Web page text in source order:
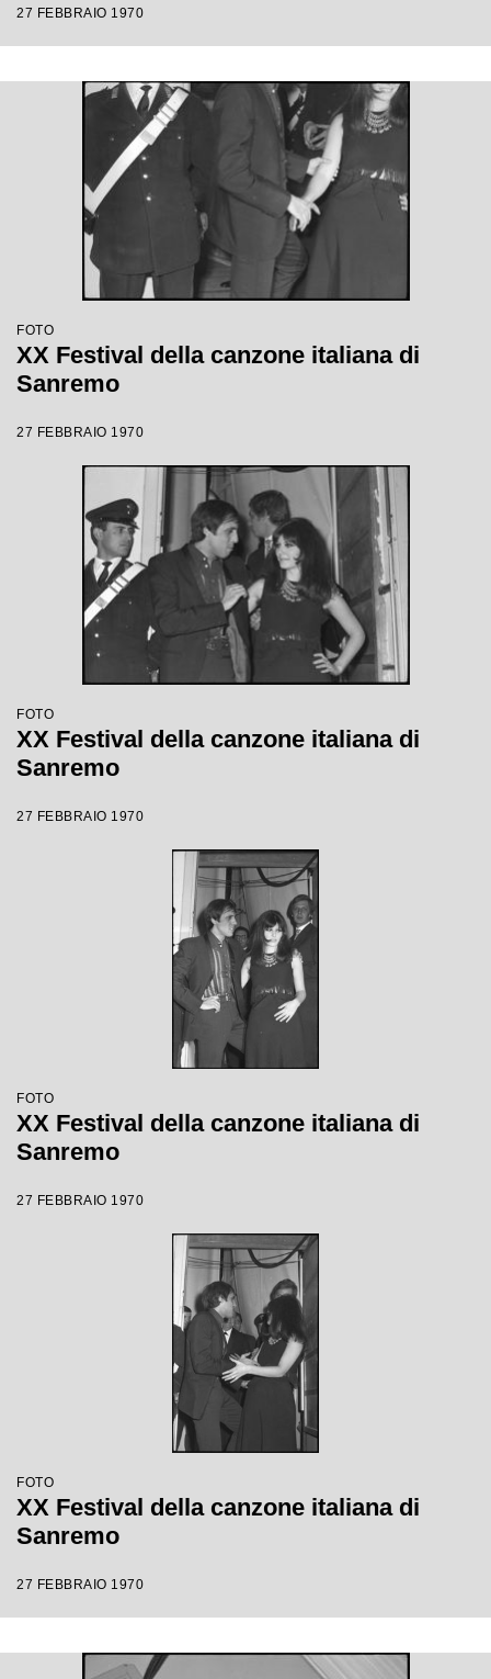
27 FEBBRAIO 1970
FOTO
XX Festival della canzone italiana di
Sanremo
27 FEBBRAIO 1970
FOTO
XX Festival della canzone italiana di
Sanremo
27 FEBBRAIO 1970
FOTO
XX Festival della canzone italiana di
Sanremo
27 FEBBRAIO 1970
FOTO
XX Festival della canzone italiana di
Sanremo
27 FEBBRAIO 1970